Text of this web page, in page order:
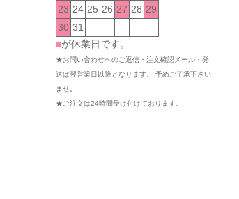
23 24 25 26 27 28 29
30 31
■が休業日です。
★お問い合わせへのご返信・注文確認メール・発
送は翌営業日以降となります。 予めご了承下さい
ませ。
★ご注文は24時間受け付けております。